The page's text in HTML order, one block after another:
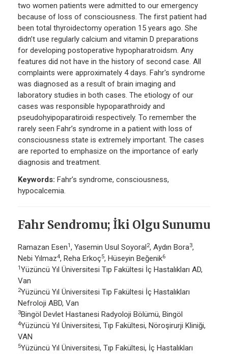
two women patients were admitted to our emergency
because of loss of consciousness. The first patient had
been total thyroidectomy operation 15 years ago. She
didn’t use regularly calcium and vitamin D preparations
for developing postoperative hypopharatroidsm. Any
features did not have in the history of second case. All
complaints were approximately 4 days. Fahr's syndrome
was diagnosed as a result of brain imaging and
laboratory studies in both cases. The etiology of our
cases was responsible hypoparathroidy and
pseudohyipoparatiroidi respectively. To remember the
rarely seen Fahr’s syndrome in a patient with loss of
consciousness state is extremely important. The cases
are reported to emphasize on the importance of early
diagnosis and treatment.
Keywords: Fahr’s syndrome, consciousness,
hypocalcemia.
Fahr Sendromu; İki Olgu Sunumu
Ramazan Esen1, Yasemin Usul Soyoral2, Aydın Bora3,
Nebi Yılmaz4, Reha Erkoç5, Hüseyin Beğenik6
1Yüzüncü Yıl Üniversitesi Tıp Fakültesi İç Hastalıkları AD,
Van
2Yüzüncü Yıl Üniversitesi Tıp Fakültesi İç Hastalıkları
Nefroloji ABD, Van
3Bingöl Devlet Hastanesi Radyoloji Bölümü, Bingöl
4Yüzüncü Yıl Üniversitesi, Tıp Fakültesi, Nöroşirurji Kliniği,
VAN
5Yüzüncü Yıl Üniversitesi, Tıp Fakültesi, İç Hastalıkları